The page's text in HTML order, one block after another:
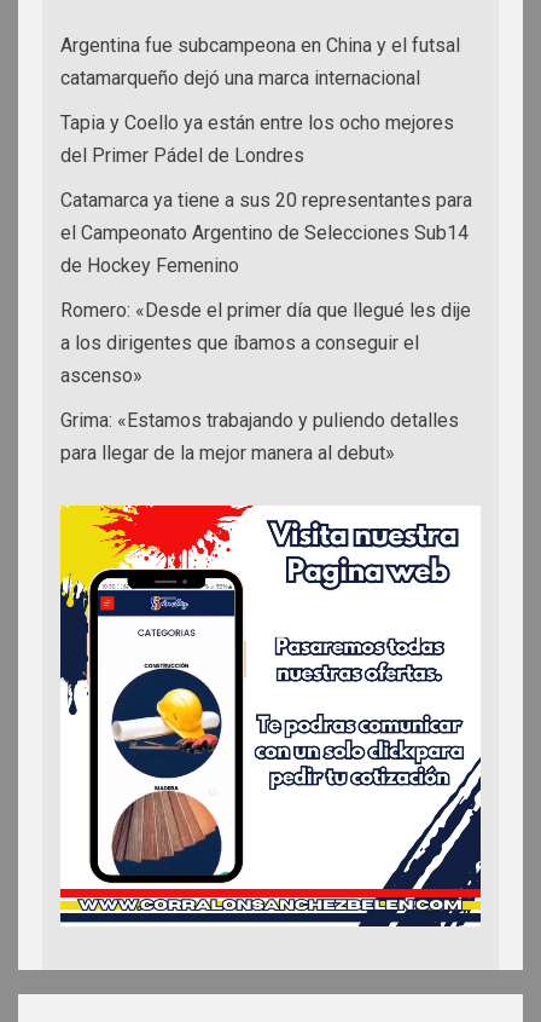
Argentina fue subcampeona en China y el futsal
catamarqueño dejó una marca internacional
Tapia y Coello ya están entre los ocho mejores
del Primer Pádel de Londres
Catamarca ya tiene a sus 20 representantes para
el Campeonato Argentino de Selecciones Sub14
de Hockey Femenino
Romero: «Desde el primer día que llegué les dije
a los dirigentes que íbamos a conseguir el
ascenso»
Grima: «Estamos trabajando y puliendo detalles
para llegar de la mejor manera al debut»